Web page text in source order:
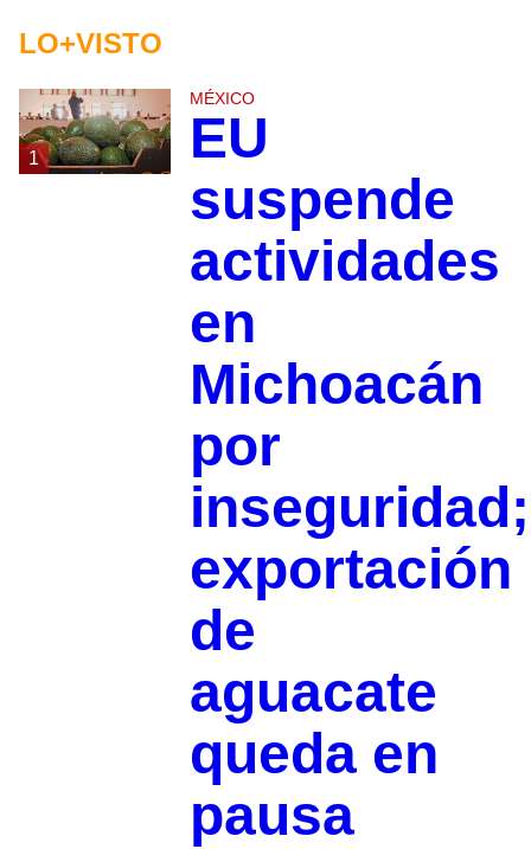
LO+VISTO
1
MÉXICO
EU
suspende
actividades
en
Michoacán
por
inseguridad;
exportación
de
aguacate
queda en
pausa